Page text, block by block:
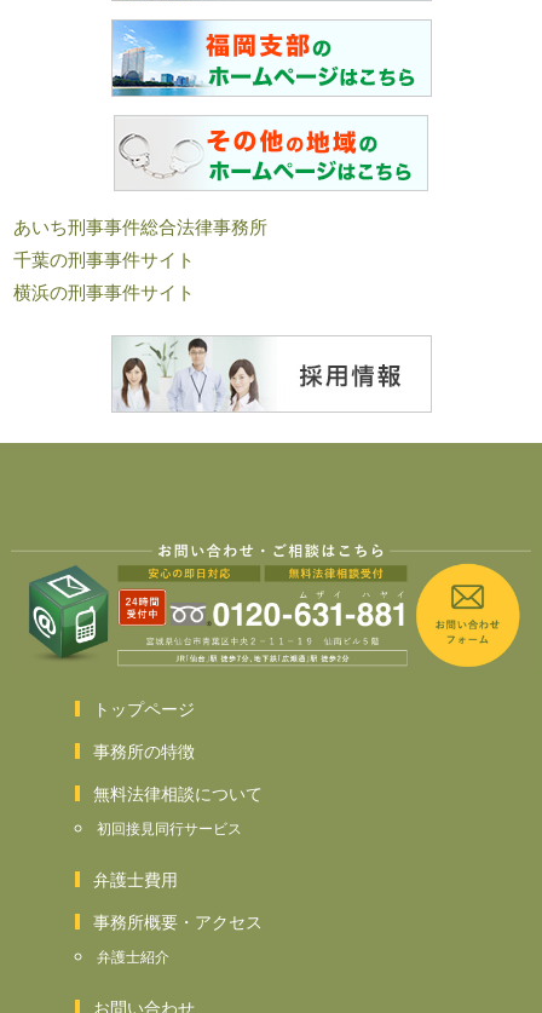
あいち刑事事件総合法律事務所
千葉の刑事事件サイト
横浜の刑事事件サイト
トップページ
事務所の特徴
無料法律相談について
初回接見同行サービス
弁護士費用
事務所概要・アクセス
弁護士紹介
お問い合わせ